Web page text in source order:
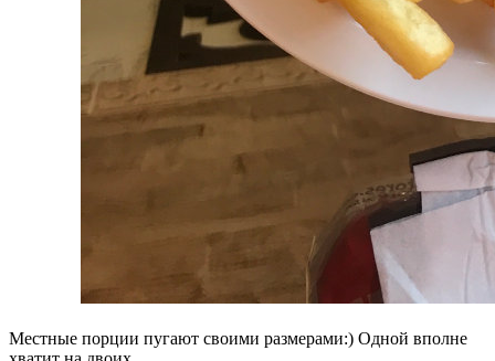
Местные порции пугают своими размерами:) Одной вполне